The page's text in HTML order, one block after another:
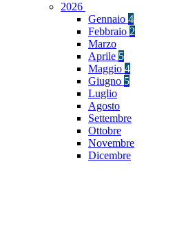
2026
Gennaio 4
Febbraio 2
Marzo
Aprile 5
Maggio 4
Giugno 5
Luglio
Agosto
Settembre
Ottobre
Novembre
Dicembre